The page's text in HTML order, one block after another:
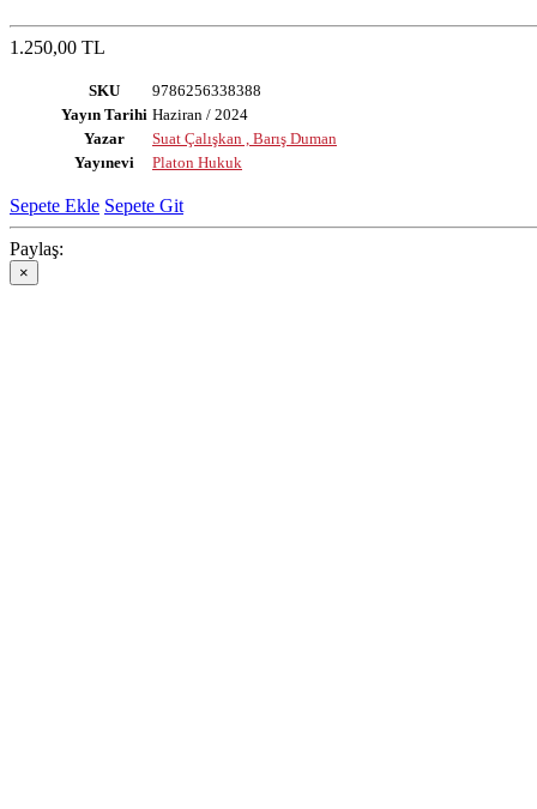
1.250,00 TL
SKU
9786256338388
Yayın Tarihi Haziran / 2024
Yazar
Suat Çalışkan , Barış Duman
Yayınevi
Platon Hukuk
Sepete Ekle Sepete Git
Paylaş:
×